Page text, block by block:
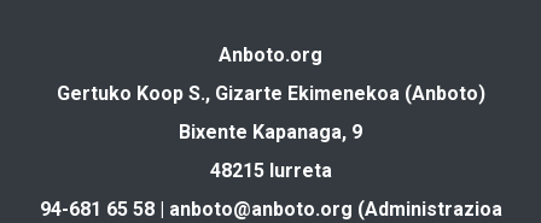
Anboto.org
Gertuko Koop S., Gizarte Ekimenekoa (Anboto)
Bixente Kapanaga, 9
48215 Iurreta
94-681 65 58 | anboto@anboto.org (Administrazioa